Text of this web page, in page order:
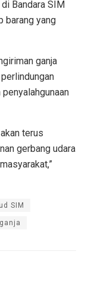
Bandara SIM
barang yang
ganja
terus
gerbang udara
SIM